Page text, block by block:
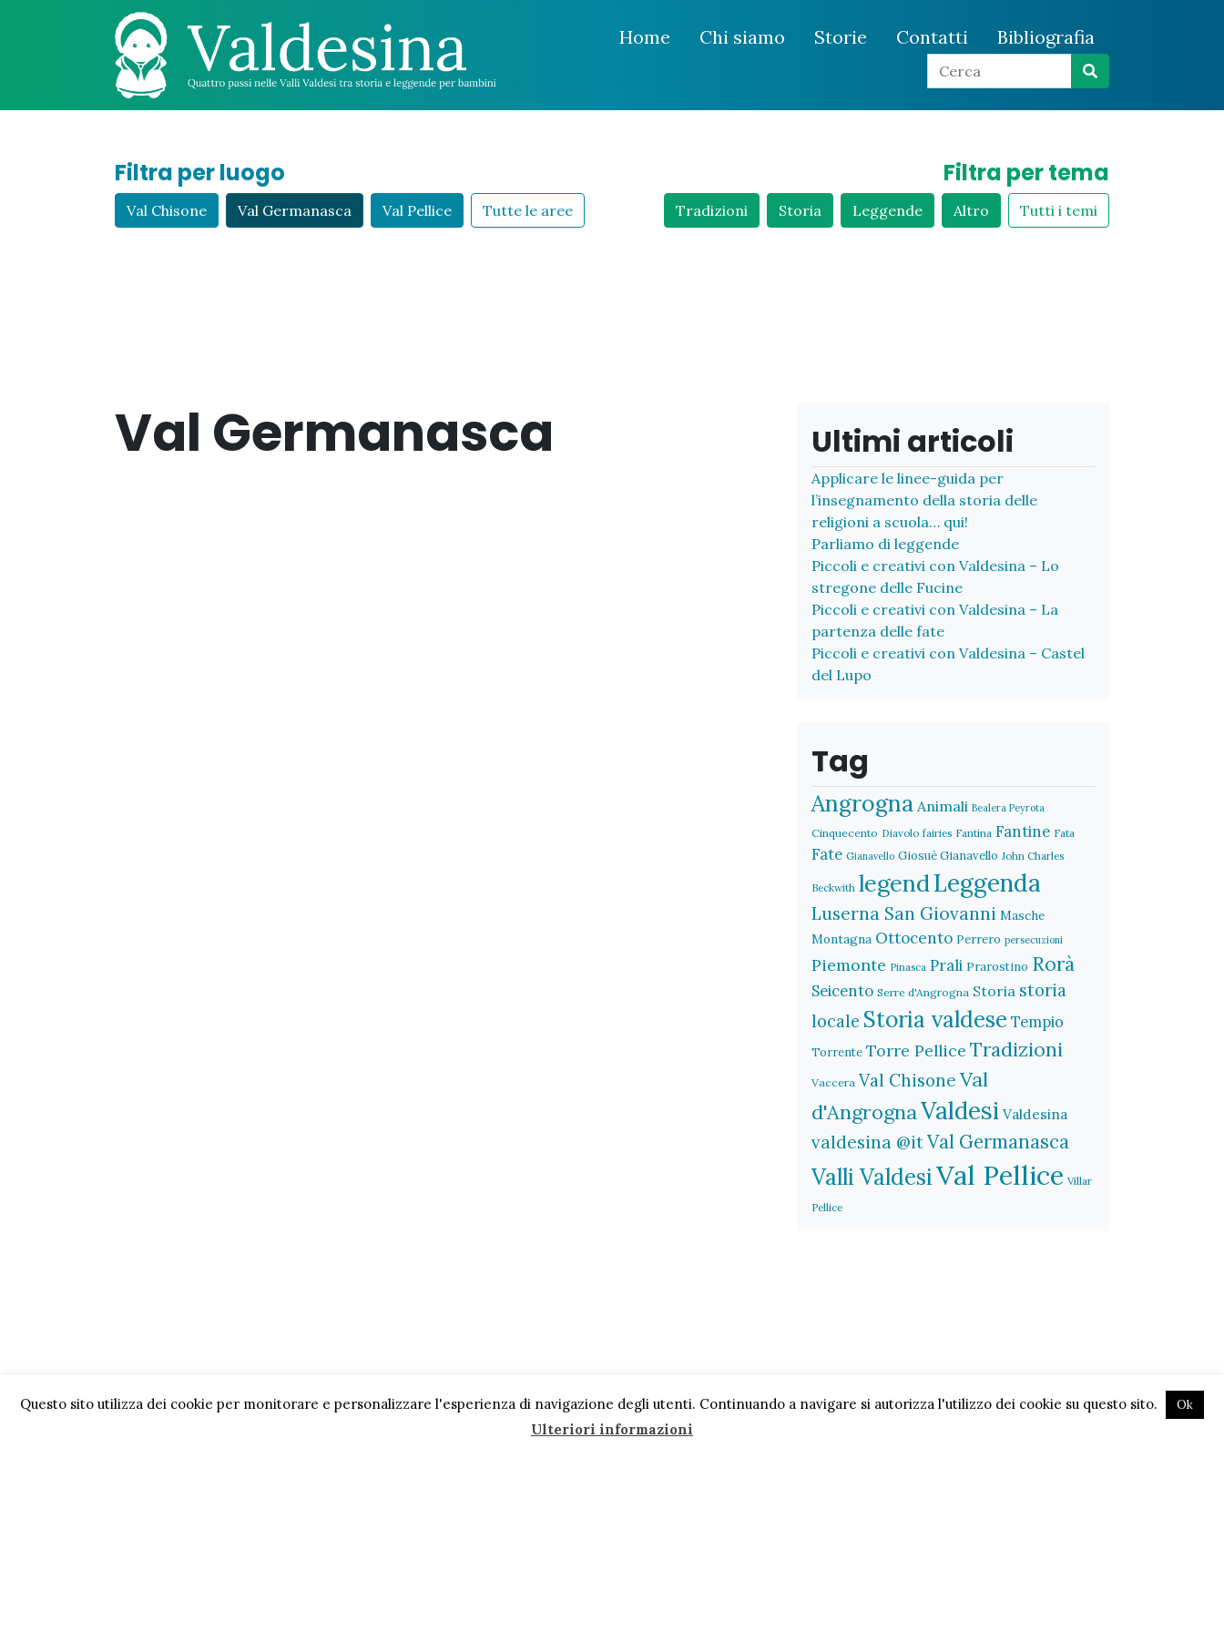
Home Chi siamo Storie Contatti Bibliografia
Filtra per luogo
Val Chisone Val Germanasca Val Pellice Tutte le aree
Filtra per tema
Tradizioni Storia Leggende Altro Tutti i temi
Val Germanasca Ultimi articoli
Applicare le linee-guida per
l’insegnamento della storia delle
religioni a scuola… qui!
Parliamo di leggende
Piccoli e creativi con Valdesina – Lo
stregone delle Fucine
Piccoli e creativi con Valdesina – La
partenza delle fate
Piccoli e creativi con Valdesina – Castel
del Lupo
Tag
Angrogna Animali Bealera Peyrota
Cinquecento Diavolo fairies Fantina Fantine Fata
Fate Gianavello Giosuè Gianavello John Charles
Beckwith legendLeggenda
Luserna San Giovanni Masche
Montagna Ottocento Perrero persecuzioni
Piemonte Pinasca Prali Prarostino Rorà
Seicento Serre d'Angrogna Storia storia
locale Storia valdese Tempio
Torrente Torre Pellice Tradizioni
Vaccera Val Chisone Val
d'AngrognaValdesi Valdesina
valdesina @itVal Germanasca
Valli ValdesiVal Pellice Villar
Pellice
Questo sito utilizza dei cookie per monitorare e personalizzare l'esperienza di navigazione degli utenti. Continuando a navigare si autorizza l'utilizzo dei cookie su questo sito. Ok
Ulteriori informazioni